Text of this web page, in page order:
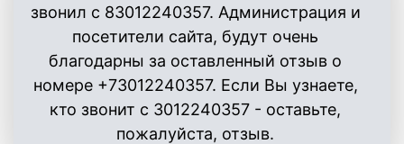
звонил с 83012240357. Администрация и
посетители сайта, будут очень
благодарны за оставленный отзыв о
номере +73012240357. Если Вы узнаете,
кто звонит с 3012240357 - оставьте,
пожалуйста, отзыв.